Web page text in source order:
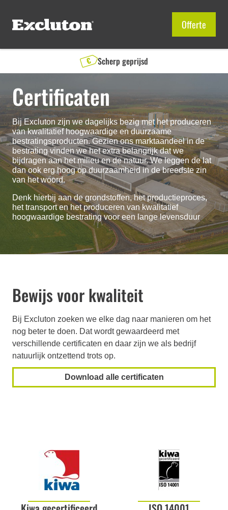
Offerte
Snelle levering
Certificaten
Bij Excluton zijn we dagelijks bezig met het produceren
van kwalitatief hoogwaardige en duurzaame
bestratingsproducten. Gezien ons marktaandeel in de
bestrating vinden we het extra belangrijk dat we
bijdragen aan het milieu en de natuur. We leggen de lat
dan ook erg hoog op duurzaamheid in de breedste zin
van het woord.
Denk hierbij aan de grondstoffen, het productieproces,
het transport en het produceren van kwalitatief
hoogwaardige bestrating voor een lange levensduur
Bewijs voor kwaliteit
Bij Excluton zoeken we elke dag naar manieren om het
nog beter te doen. Dat wordt gewaardeerd met
verschillende certificaten en daar zijn we als bedrijf
natuurlijk ontzettend trots op.
Download alle certificaten